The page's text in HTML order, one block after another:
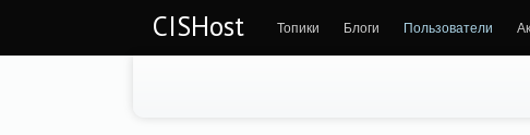
CISHost Топики Блоги Пользователи